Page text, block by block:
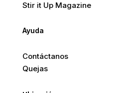
Stir it Up Magazine
Ayuda
Contáctanos
Quejas